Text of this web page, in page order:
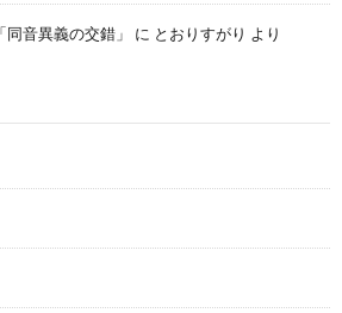
音異義の交錯」 に とおりすがり より